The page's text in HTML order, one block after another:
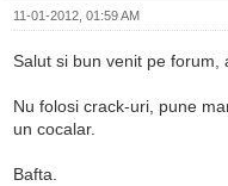
11-01-2012, 01:59 AM
Salut si bun venit pe forum,
Nu folosi crack-uri, pune
un cocalar.
Bafta.